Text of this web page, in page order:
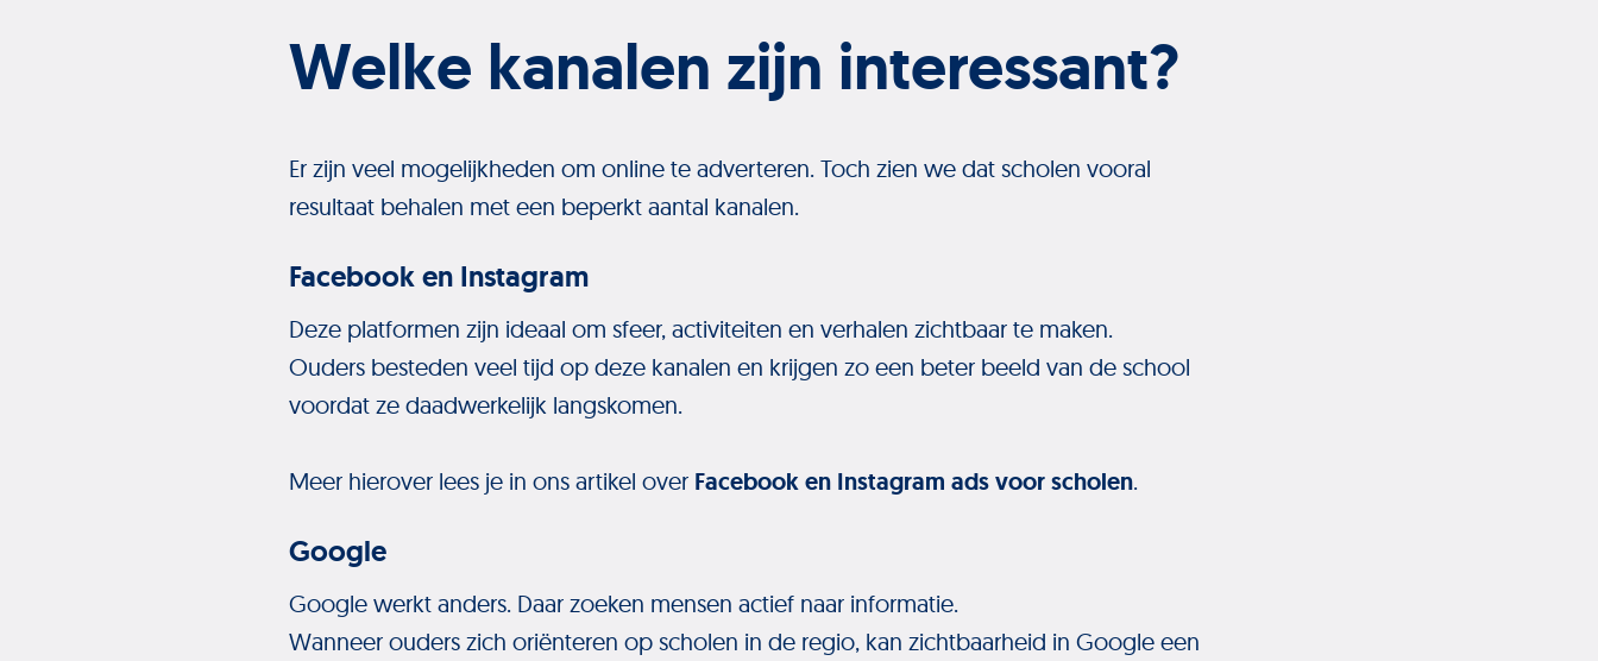
Welke kanalen zijn interessant?
Er zijn veel mogelijkheden om online te adverteren. Toch zien we dat scholen vooral
resultaat behalen met een beperkt aantal kanalen.
Facebook en Instagram
Deze platformen zijn ideaal om sfeer, activiteiten en verhalen zichtbaar te maken.
Ouders besteden veel tijd op deze kanalen en krijgen zo een beter beeld van de school
voordat ze daadwerkelijk langskomen.
Meer hierover lees je in ons artikel over Facebook en Instagram ads voor scholen.
Google
Google werkt anders. Daar zoeken mensen actief naar informatie.
Wanneer ouders zich oriënteren op scholen in de regio, kan zichtbaarheid in Google een